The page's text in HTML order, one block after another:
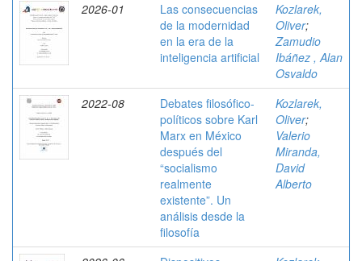
2026-01
Las consecuencias
de la modernidad
en la era de la
inteligencia artificial
Kozlarek,
Oliver;
Zamudio
Ibáñez , Alan
Osvaldo
2022-08
Debates filosófico-
políticos sobre Karl
Marx en México
después del
“socialismo
realmente
existente”. Un
análisis desde la
filosofía
Kozlarek,
Oliver;
Valerio
Miranda,
David
Alberto